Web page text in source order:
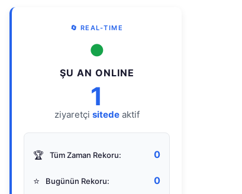
🔄 REAL-TIME
●
ŞU AN ONLINE
1
ziyaretçi sitedeaktif
🏆 Tüm Zaman Rekoru: 0
⭐ Bugünün Rekoru: 0